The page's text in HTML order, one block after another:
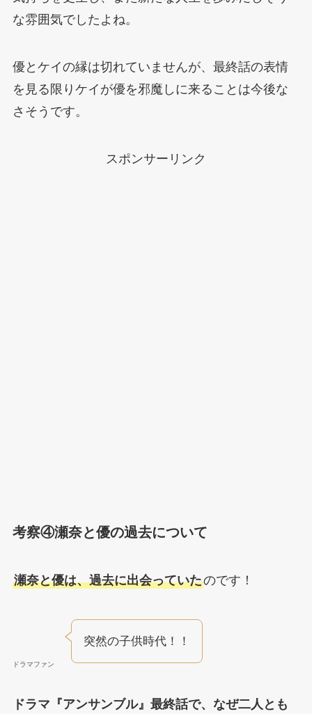
な雰囲気でしたよね。
優とケイの縁は切れていませんが、最終話の表情
を見る限りケイが優を邪魔しに来ることは今後な
さそうです。
スポンサーリンク
考察④瀬奈と優の過去について
瀬奈と優は、過去に出会っていたのです！
ドラマファン
突然の子供時代！！
ドラマ『アンサンブル』最終話で、なぜ二人とも